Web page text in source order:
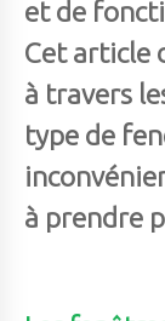
et de
Cet article
à travers
type de
à prendre